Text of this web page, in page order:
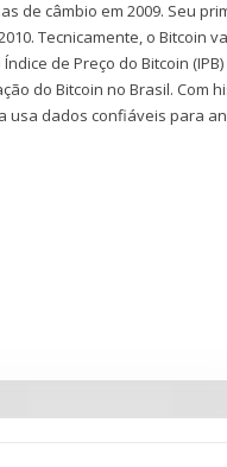
de câmbio em 2009. Seu
Tecnicamente, o Bitcoin
de Preço do Bitcoin (IPB)
do Bitcoin no Brasil. Com
usa dados confiáveis para